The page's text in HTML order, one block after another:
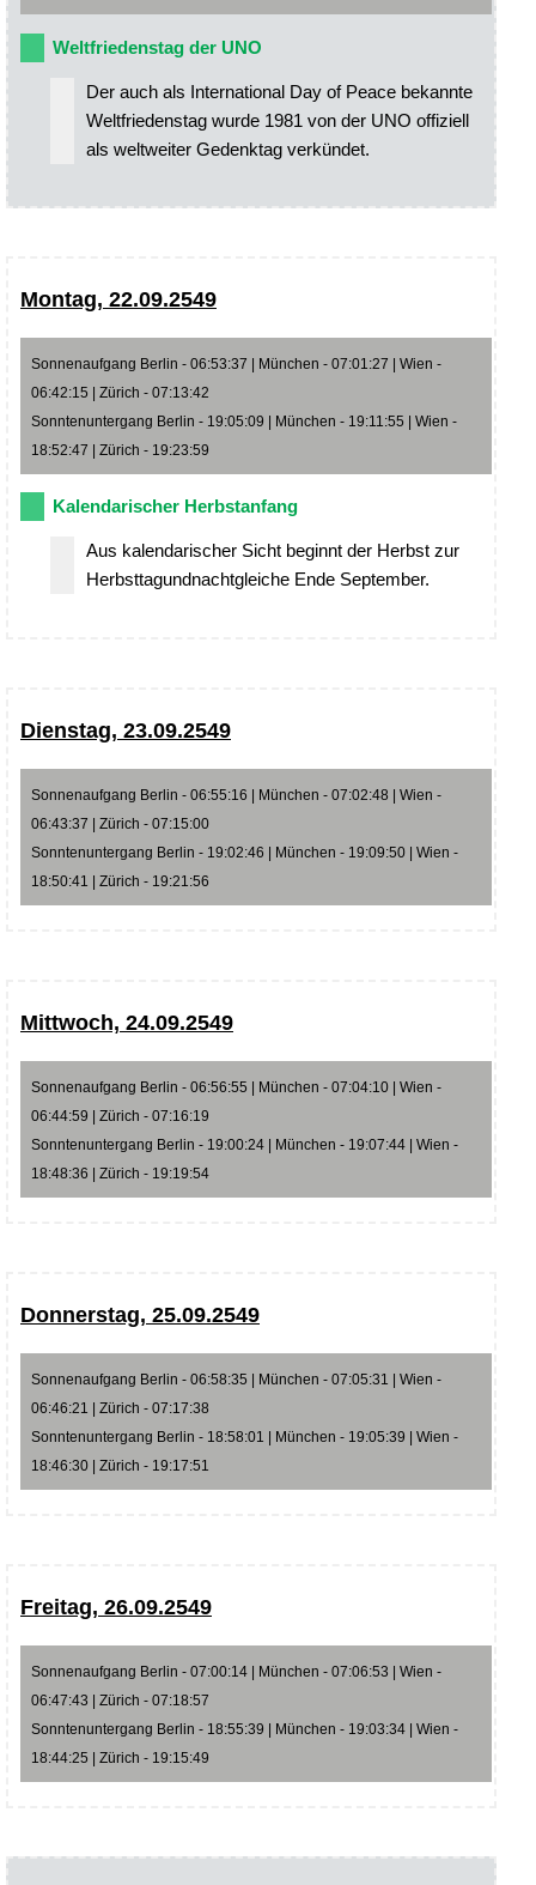
Weltfriedenstag der UNO
Der auch als International Day of Peace bekannte
Weltfriedenstag wurde 1981 von der UNO offiziell
als weltweiter Gedenktag verkündet.
Montag, 22.09.2549
Sonnenaufgang Berlin - 06:53:37 | München - 07:01:27 | Wien -
06:42:15 | Zürich - 07:13:42
Sonntenuntergang Berlin - 19:05:09 | München - 19:11:55 | Wien -
18:52:47 | Zürich - 19:23:59
Kalendarischer Herbstanfang
Aus kalendarischer Sicht beginnt der Herbst zur
Herbsttagundnachtgleiche Ende September.
Dienstag, 23.09.2549
Sonnenaufgang Berlin - 06:55:16 | München - 07:02:48 | Wien -
06:43:37 | Zürich - 07:15:00
Sonntenuntergang Berlin - 19:02:46 | München - 19:09:50 | Wien -
18:50:41 | Zürich - 19:21:56
Mittwoch, 24.09.2549
Sonnenaufgang Berlin - 06:56:55 | München - 07:04:10 | Wien -
06:44:59 | Zürich - 07:16:19
Sonntenuntergang Berlin - 19:00:24 | München - 19:07:44 | Wien -
18:48:36 | Zürich - 19:19:54
Donnerstag, 25.09.2549
Sonnenaufgang Berlin - 06:58:35 | München - 07:05:31 | Wien -
06:46:21 | Zürich - 07:17:38
Sonntenuntergang Berlin - 18:58:01 | München - 19:05:39 | Wien -
18:46:30 | Zürich - 19:17:51
Freitag, 26.09.2549
Sonnenaufgang Berlin - 07:00:14 | München - 07:06:53 | Wien -
06:47:43 | Zürich - 07:18:57
Sonntenuntergang Berlin - 18:55:39 | München - 19:03:34 | Wien -
18:44:25 | Zürich - 19:15:49